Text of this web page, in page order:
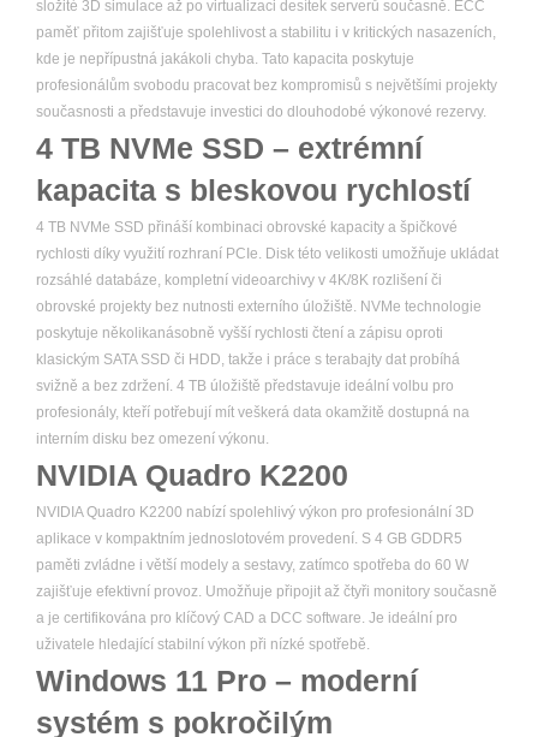
složité 3D simulace až po virtualizaci desítek serverů současně. ECC
paměť přitom zajišťuje spolehlivost a stabilitu i v kritických nasazeních,
kde je nepřípustná jakákoli chyba. Tato kapacita poskytuje
profesionálům svobodu pracovat bez kompromisů s největšími projekty
současnosti a představuje investici do dlouhodobé výkonové rezervy.
4 TB NVMe SSD – extrémní
kapacita s bleskovou rychlostí
4 TB NVMe SSD přináší kombinaci obrovské kapacity a špičkové
rychlosti díky využití rozhraní PCIe. Disk této velikosti umožňuje ukládat
rozsáhlé databáze, kompletní videoarchivy v 4K/8K rozlišení či
obrovské projekty bez nutnosti externího úložiště. NVMe technologie
poskytuje několikanásobně vyšší rychlosti čtení a zápisu oproti
klasickým SATA SSD či HDD, takže i práce s terabajty dat probíhá
svižně a bez zdržení. 4 TB úložiště představuje ideální volbu pro
profesionály, kteří potřebují mít veškerá data okamžitě dostupná na
interním disku bez omezení výkonu.
NVIDIA Quadro K2200
NVIDIA Quadro K2200 nabízí spolehlivý výkon pro profesionální 3D
aplikace v kompaktním jednoslotovém provedení. S 4 GB GDDR5
paměti zvládne i větší modely a sestavy, zatímco spotřeba do 60 W
zajišťuje efektivní provoz. Umožňuje připojit až čtyři monitory současně
a je certifikována pro klíčový CAD a DCC software. Je ideální pro
uživatele hledající stabilní výkon při nízké spotřebě.
Windows 11 Pro – moderní
systém s pokročilým